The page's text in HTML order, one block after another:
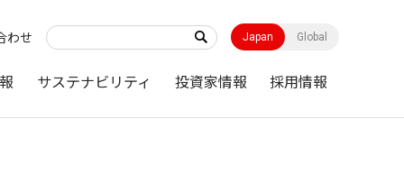
わせ Japan Global
サステナビリティ 投資家情報 採用情報